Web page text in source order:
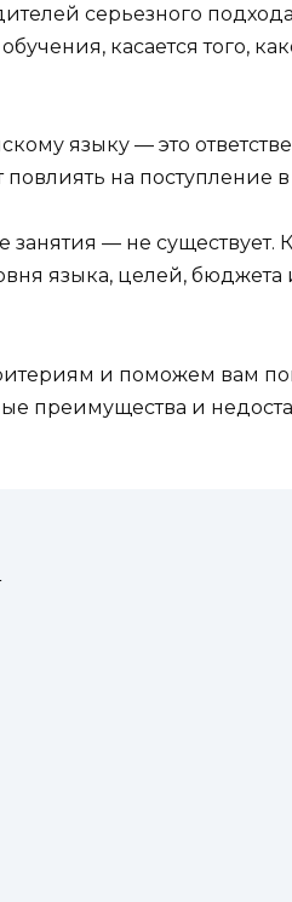
серьезного
касается того,
языку — это
на поступление в
— не существует.
языка, целей, бюджета
и поможем вам
преимущества и